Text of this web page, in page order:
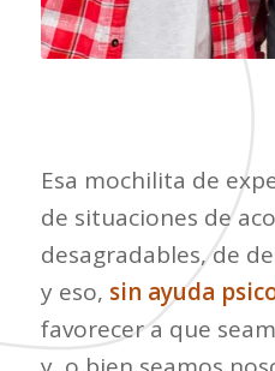
Esa mochilita de
de situaciones de
desagradables, de
y eso, sin ayuda
favorecer a que